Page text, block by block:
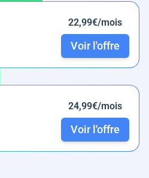
22,99€/mois
Voir l'offre
24,99€/mois
Voir l'offre